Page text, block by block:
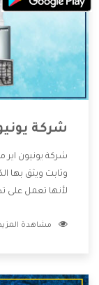
شركة
شركة يونيون
وثابت ويثق بها
لأنها تعمل على
وتقدم للعملاء
مشاهدة